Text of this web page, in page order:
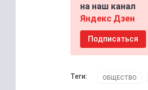
на наш канал
Яндекс Дзен
Подписаться
Теги: ОБЩЕСТВО